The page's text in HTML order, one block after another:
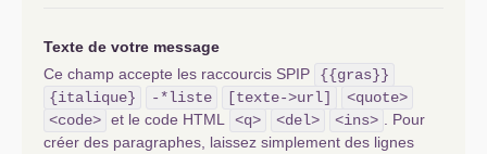
Texte de votre message
Ce champ accepte les raccourcis SPIP
{{gras}}
{italique}
-*liste [texte->url]
<quote>
<code> et le code HTML <q> <del> <ins> . Pour
créer des paragraphes, laissez simplement des lignes